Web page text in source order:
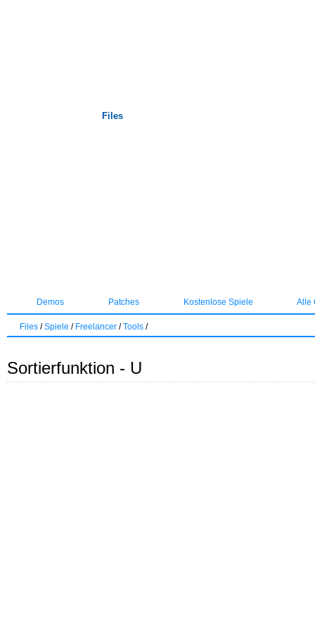
Files
Demos Patches Kostenlose Spiele Alle
Files /Spiele / Freelancer /Tools /
Sortierfunktion - U